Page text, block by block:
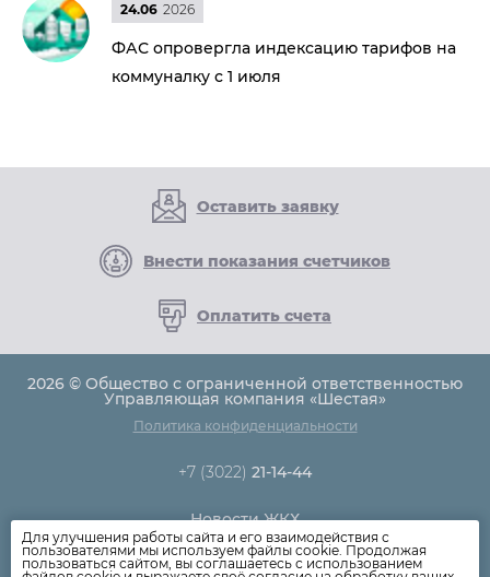
24.06 2026
ФАС опровергла индексацию тарифов на
коммуналку с 1 июля
Оставить заявку
Внести показания счетчиков
Оплатить счета
2026 © Общество с ограниченной ответственностью
Управляющая компания «Шестая»
Политика конфиденциальности
+7 (3022) 21-14-44
Новости ЖКХ
Новости компании
Как оплатить
Для улучшения работы сайта и его взаимодействия с
пользователями мы используем файлы cookie. Продолжая
пользоваться сайтом, вы соглашаетесь с использованием